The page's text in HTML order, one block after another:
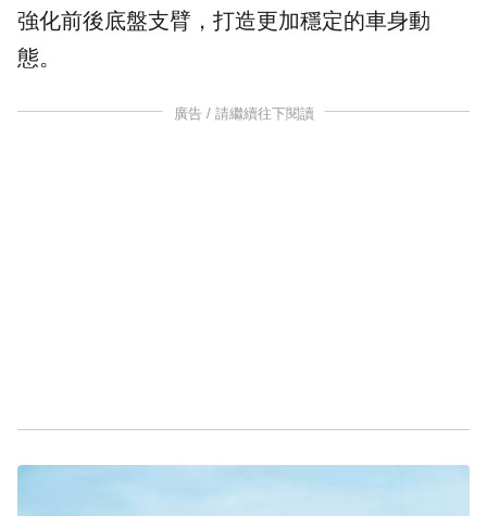
強化前後底盤支臂，打造更加穩定的車身動
態。
廣告 / 請繼續往下閱讀